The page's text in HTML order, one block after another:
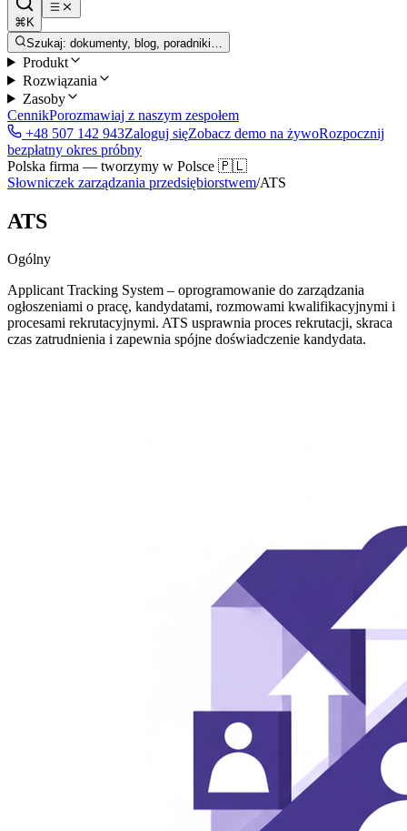
⌘K
Szukaj: dokumenty, blog, poradniki…
Produkt
Rozwiązania
Zasoby
CennikPorozmawiaj z naszym zespołem
+48 507 142 943Zaloguj sięZobacz demo na żywoRozpocznij
bezpłatny okres próbny
Polska firma — tworzymy w Polsce 🇵🇱
Słowniczek zarządzania przedsiębiorstwem/ATS
ATS
Ogólny
Applicant Tracking System – oprogramowanie do zarządzania
ogłoszeniami o pracę, kandydatami, rozmowami kwalifikacyjnymi i
procesami rekrutacyjnymi. ATS usprawnia proces rekrutacji, skraca
czas zatrudnienia i zapewnia spójne doświadczenie kandydata.